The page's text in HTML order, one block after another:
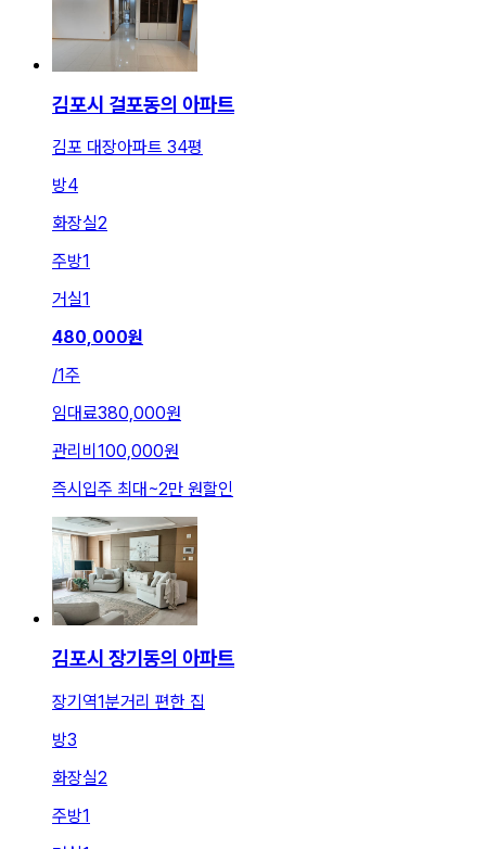
김포시 걸포동의 아파트
김포 대장아파트 34평
방4
화장실2
주방1
거실1
480,000원
/1주
임대료380,000원
관리비 100,000원
즉시입주 최대 ~2만 원할인
김포시 장기동의 아파트
장기역1분거리 편한 집
방3
화장실2
주방1